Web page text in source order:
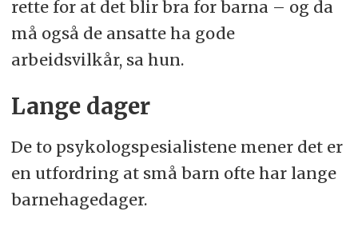
rette for at det blir bra for barna – og da
må også de ansatte ha gode
arbeidsvilkår, sa hun.
Lange dager
De to psykologspesialistene mener det er
en utfordring at små barn ofte har lange
barnehagedager.